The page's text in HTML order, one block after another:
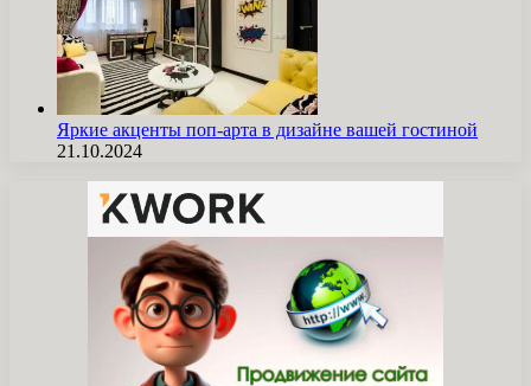
Яркие акценты поп-арта в дизайне вашей гостиной
21.10.2024